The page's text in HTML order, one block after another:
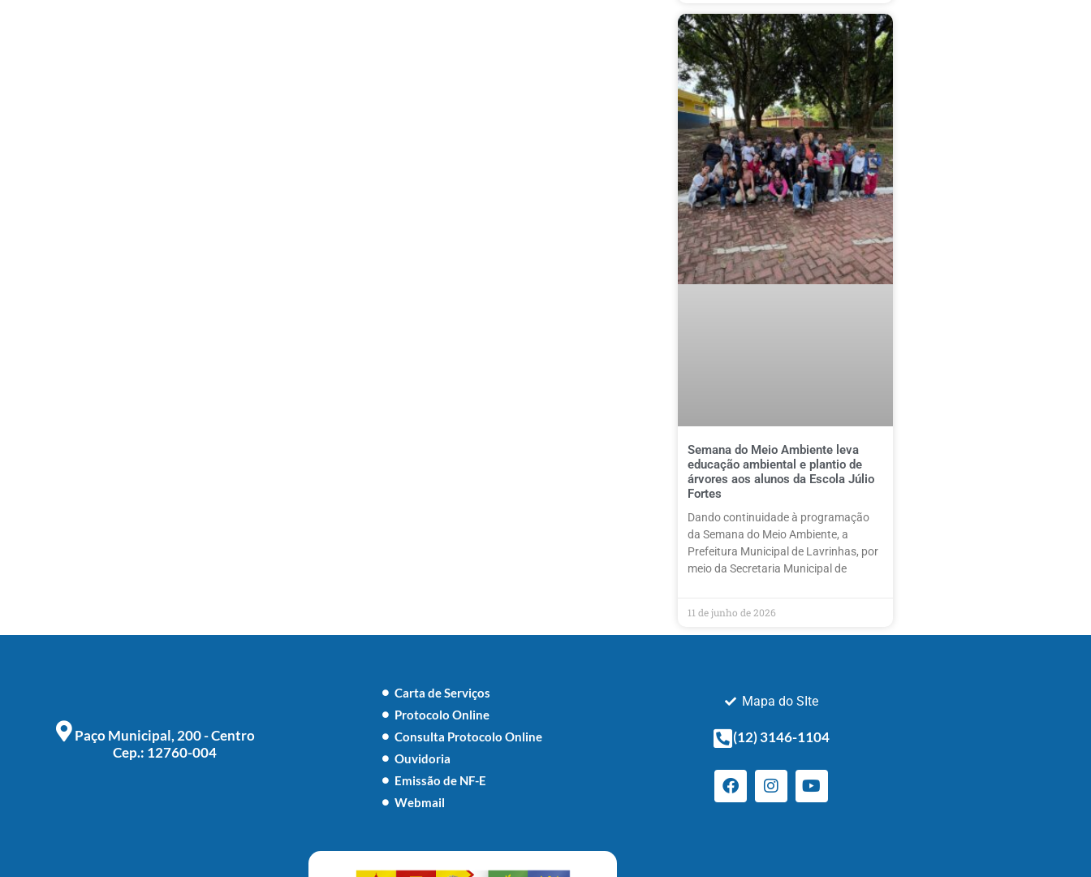
Semana do Meio Ambiente leva
educação ambiental e plantio de
árvores aos alunos da Escola Júlio
Fortes
Dando continuidade à programação
da Semana do Meio Ambiente, a
Prefeitura Municipal de Lavrinhas, por
meio da Secretaria Municipal de
11 de junho de 2026
Paço Municipal, 200 - Centro
Cep.: 12760-004
Carta de Serviços
Protocolo Online
Consulta Protocolo Online
Ouvidoria
Emissão de NF-E
Webmail
Mapa do SIte
(12) 3146-1104